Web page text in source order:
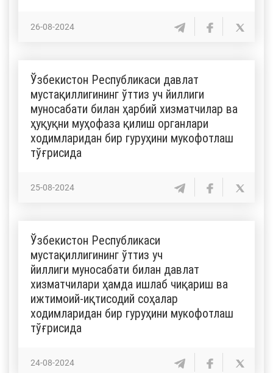
26-08-2024
Ўзбекистон Республикаси давлат
мустақиллигининг ўттиз уч йиллиги
муносабати билан ҳарбий хизматчилар ва
ҳуқуқни муҳофаза қилиш органлари
ходимларидан бир гуруҳини мукофотлаш
тўғрисида
25-08-2024
Ўзбекистон Республикаси
мустақиллигининг ўттиз уч
йиллиги муносабати билан давлат
хизматчилари ҳамда ишлаб чиқариш ва
ижтимоий-иқтисодий соҳалар
ходимларидан бир гуруҳини мукофотлаш
тўғрисида
24-08-2024